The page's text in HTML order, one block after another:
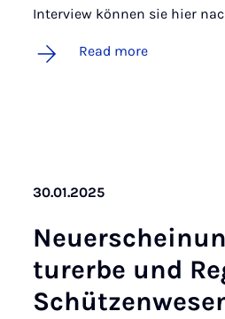
Interview können sie hier
Read more
30.01.2025
turerbe und